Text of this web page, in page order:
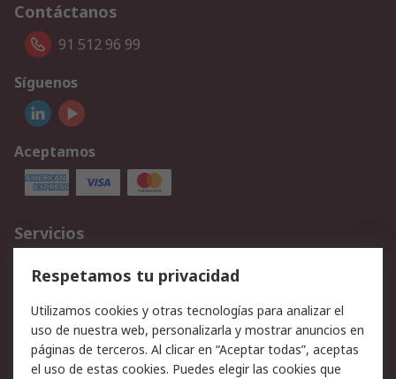
Contáctanos
91 512 96 99
Síguenos
Aceptamos
Servicios
Cómo realizar pedidos
Devoluciones
Facturación y pago
Ofertas
Soporte técnico
Legal
Respetamos tu privacidad
Utilizamos cookies y otras tecnologías para analizar el
uso de nuestra web, personalizarla y mostrar anuncios en
páginas de terceros. Al clicar en “Aceptar todas”, aceptas
el uso de estas cookies. Puedes elegir las cookies que